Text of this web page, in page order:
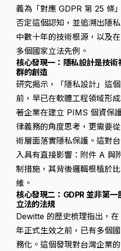
義為「對應 GDPR 第 25 條
否定這個認知，並追溯出隱
中數十年的技術根源，以及
多個國家立法先例。
核心發現一：隱私設計是技
群的創造
研究揭示，「隱私設計」這
前，早已在軟體工程領域形
著企業在建立 PIMS 個資保
律義務的角度思考，更需要
術層面落實隱私保護。這對
入具有直接影響：附件 A 與
制措施，其背後邏輯根植於
維。
核心發現二：GDPR 並非第
立法的法規
Dewitte 的歷史梳理指出，
年正式生效之前，已有多個
務化。這個發現對台灣企業